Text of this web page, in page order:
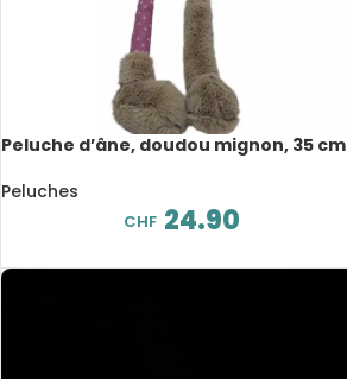
Peluche d’âne, doudou mignon, 35 cm
Peluches
CHF 24.90